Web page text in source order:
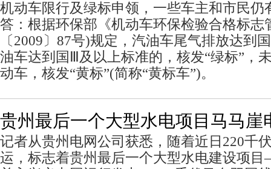
机动车限行及绿标申领，一些车主和市民仍
答：根据环保部《机动车环保检验合格标志
〔2009〕87号)规定，汽油车尾气排放达到
油车达到国Ⅲ及以上标准的，核发“绿标”，
动车，核发“黄标”(简称“黄标车”)。
贵州最后一个大型水电项目马马崖
记者从贵州电网公司获悉，随着近日220千
运，标志着贵州最后一个大型水电建设项